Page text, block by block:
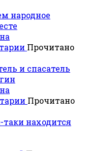
народное
Прочитано
и спасатель
Прочитано
таки находится